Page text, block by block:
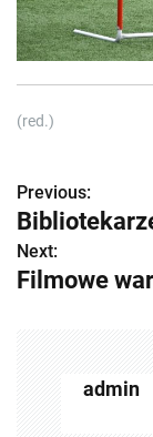
(red.)
Z
o
b
Previous:
Next:
Filmowe
admin